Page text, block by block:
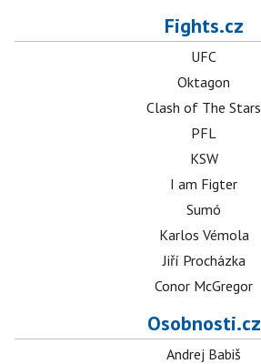
Fights.cz
UFC
Oktagon
Clash of The Stars
PFL
KSW
I am Figter
Sumó
Karlos Vémola
Jiří Procházka
Conor McGregor
Osobnosti.cz
Andrej Babiš